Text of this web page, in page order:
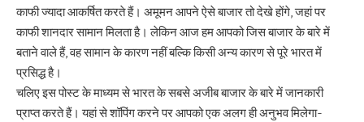
काफी ज्यादा आकर्षित करते हैं। अमूमन आपने ऐसे बाजार तो देखे होंगे, जहां पर
काफी शानदार सामान मिलता है। लेकिन आज हम आपको जिस बाजार के बारे में
बताने वाले हैं, वह सामान के कारण नहीं बल्कि किसी अन्य कारण से पूरे भारत में
प्रसिद्ध है।
चलिए इस पोस्ट के माध्यम से भारत के सबसे अजीब बाजार के बारे में जानकारी
प्राप्त करते हैं। यहां से शॉपिंग करने पर आपको एक अलग ही अनुभव मिलेगा-